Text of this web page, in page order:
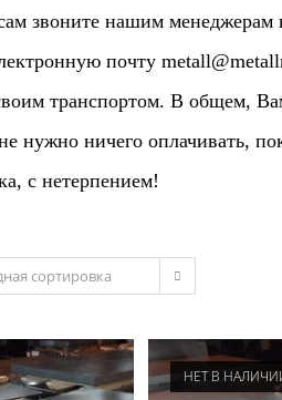
звоните нашим менеджерам
почту
транспортом. В общем,
нужно ничего оплачивать,
с нетерпением!
сортировка
НЕТ В